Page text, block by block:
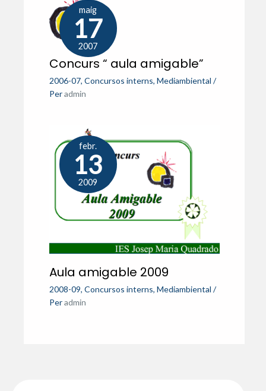
maig
17
2007
Concurs “ aula amigable”
2006-07, Concursos interns, Mediambiental /
Per admin
febr.
13
2009
Aula amigable 2009
2008-09, Concursos interns, Mediambiental /
Per admin